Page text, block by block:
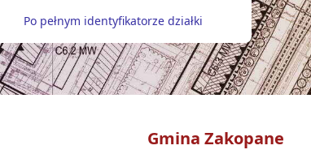
Po pełnym identyfikatorze działki
Gmina Zakopane